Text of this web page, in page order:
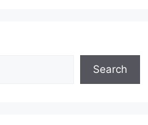
Search